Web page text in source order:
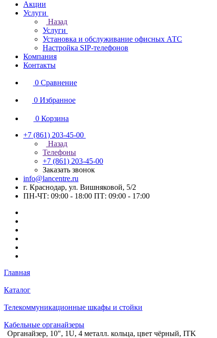
Акции
Услуги
Назад
Услуги
Установка и обслуживание офисных АТС
Настройка SIP-телефонов
Компания
Контакты
0 Сравнение
0 Избранное
0 Корзина
+7 (861) 203-45-00
Назад
Телефоны
+7 (861) 203-45-00
Заказать звонок
info@lancentre.ru
г. Краснодар, ул. Вишняковой, 5/2
ПН-ЧТ: 09:00 - 18:00 ПТ: 09:00 - 17:00
Главная
Каталог
Телекоммуникационные шкафы и стойки
Кабельные органайзеры
Органайзер, 10", 1U, 4 металл. кольца, цвет чёрный, ITK